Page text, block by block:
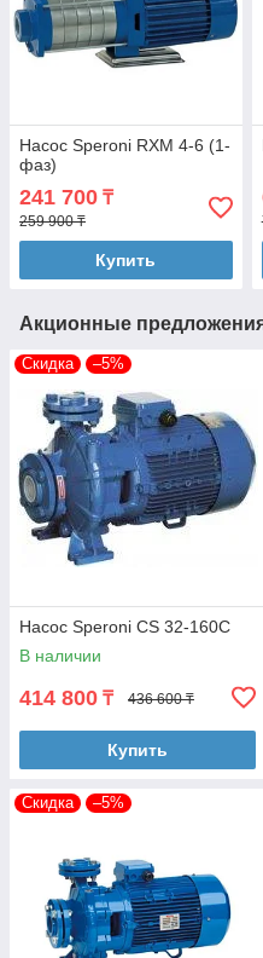
Насос Speroni RXМ 4-6 (1-
фаз)
241 700 ₸
259 900 ₸
Купить
Акционные
Скидка –5%
Насос Speroni CS 32-160C
В наличии
414 800 ₸ 436 600 ₸
Купить
Скидка –5%